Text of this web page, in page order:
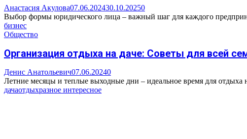
Анастасия Акулова07.06.202430.10.20250
Выбор формы юридического лица – важный шаг для каждого
бизнес
Общество
Организация отдыха на даче: Советы для всей
Денис Анатольевич07.06.20240
Летние месяцы и теплые выходные дни – идеальное время для
дачаотдыхразное интересное